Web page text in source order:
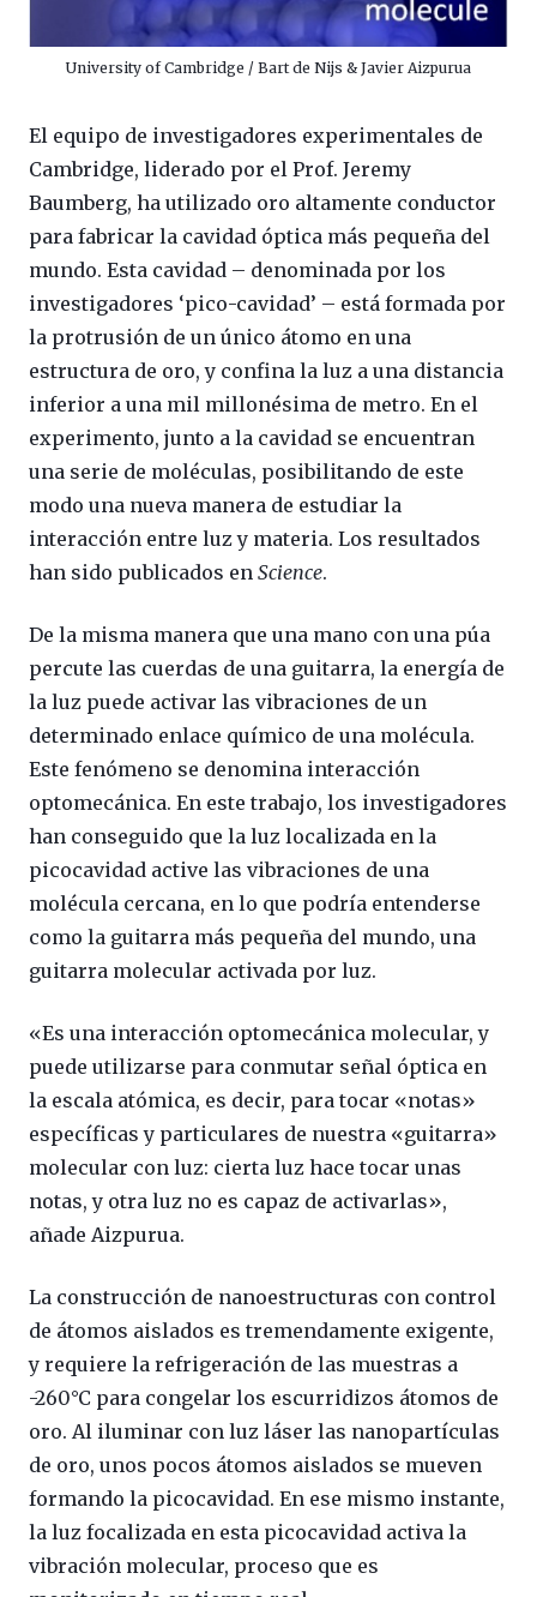
University of Cambridge / Bart de Nijs & Javier Aizpurua
El equipo de investigadores experimentales de
Cambridge, liderado por el Prof. Jeremy
Baumberg, ha utilizado oro altamente conductor
para fabricar la cavidad óptica más pequeña del
mundo. Esta cavidad – denominada por los
investigadores ‘pico-cavidad’ – está formada por
la protrusión de un único átomo en una
estructura de oro, y confina la luz a una distancia
inferior a una mil millonésima de metro. En el
experimento, junto a la cavidad se encuentran
una serie de moléculas, posibilitando de este
modo una nueva manera de estudiar la
interacción entre luz y materia. Los resultados
han sido publicados en Science.
De la misma manera que una mano con una púa
percute las cuerdas de una guitarra, la energía de
la luz puede activar las vibraciones de un
determinado enlace químico de una molécula.
Este fenómeno se denomina interacción
optomecánica. En este trabajo, los investigadores
han conseguido que la luz localizada en la
picocavidad active las vibraciones de una
molécula cercana, en lo que podría entenderse
como la guitarra más pequeña del mundo, una
guitarra molecular activada por luz.
«Es una interacción optomecánica molecular, y
puede utilizarse para conmutar señal óptica en
la escala atómica, es decir, para tocar «notas»
específicas y particulares de nuestra «guitarra»
molecular con luz: cierta luz hace tocar unas
notas, y otra luz no es capaz de activarlas»,
añade Aizpurua.
La construcción de nanoestructuras con control
de átomos aislados es tremendamente exigente,
y requiere la refrigeración de las muestras a
-260°C para congelar los escurridizos átomos de
oro. Al iluminar con luz láser las nanopartículas
de oro, unos pocos átomos aislados se mueven
formando la picocavidad. En ese mismo instante,
la luz focalizada en esta picocavidad activa la
vibración molecular, proceso que es